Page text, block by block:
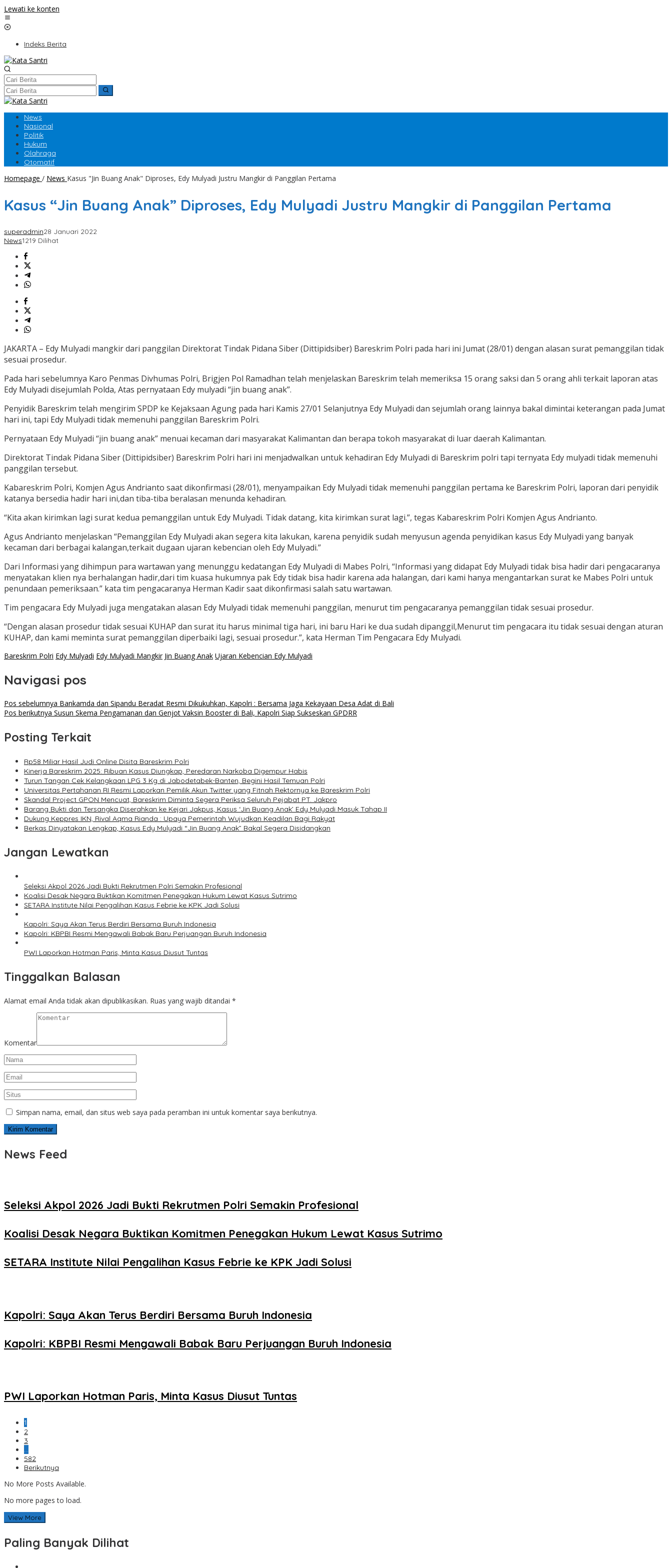
Lewati ke konten
Indeks Berita
News
Nasional
Politik
Hukum
Olahraga
Otomatif
Homepage / News Kasus "Jin Buang Anak" Diproses, Edy Mulyadi Justru Mangkir di Panggilan Pertama
Kasus “Jin Buang Anak” Diproses, Edy Mulyadi Justru Mangkir di Panggilan Pertama
superadmin28 Januari 2022
News1219 Dilihat
JAKARTA – Edy Mulyadi mangkir dari panggilan Direktorat Tindak Pidana Siber (Dittipidsiber) Bareskrim Polri pada hari ini Jumat (28/01) dengan alasan surat pemanggilan tidak
sesuai prosedur.
Pada hari sebelumnya Karo Penmas Divhumas Polri, Brigjen Pol Ramadhan telah menjelaskan Bareskrim telah memeriksa 15 orang saksi dan 5 orang ahli terkait laporan atas
Edy Mulyadi disejumlah Polda, Atas pernyataan Edy mulyadi “jin buang anak”.
Penyidik Bareskrim telah mengirim SPDP ke Kejaksaan Agung pada hari Kamis 27/01 Selanjutnya Edy Mulyadi dan sejumlah orang lainnya bakal dimintai keterangan pada Jumat
hari ini, tapi Edy Mulyadi tidak memenuhi panggilan Bareskrim Polri.
Pernyataan Edy Mulyadi “jin buang anak” menuai kecaman dari masyarakat Kalimantan dan berapa tokoh masyarakat di luar daerah Kalimantan.
Direktorat Tindak Pidana Siber (Dittipidsiber) Bareskrim Polri hari ini menjadwalkan untuk kehadiran Edy Mulyadi di Bareskrim polri tapi ternyata Edy mulyadi tidak memenuhi
panggilan tersebut.
Kabareskrim Polri, Komjen Agus Andrianto saat dikonfirmasi (28/01), menyampaikan Edy Mulyadi tidak memenuhi panggilan pertama ke Bareskrim Polri, laporan dari penyidik
katanya bersedia hadir hari ini,dan tiba-tiba beralasan menunda kehadiran.
“Kita akan kirimkan lagi surat kedua pemanggilan untuk Edy Mulyadi. Tidak datang, kita kirimkan surat lagi.”, tegas Kabareskrim Polri Komjen Agus Andrianto.
Agus Andrianto menjelaskan “Pemanggilan Edy Mulyadi akan segera kita lakukan, karena penyidik sudah menyusun agenda penyidikan kasus Edy Mulyadi yang banyak
kecaman dari berbagai kalangan,terkait dugaan ujaran kebencian oleh Edy Mulyadi.”
Dari Informasi yang dihimpun para wartawan yang menunggu kedatangan Edy Mulyadi di Mabes Polri, “Informasi yang didapat Edy Mulyadi tidak bisa hadir dari pengacaranya
menyatakan klien nya berhalangan hadir,dari tim kuasa hukumnya pak Edy tidak bisa hadir karena ada halangan, dari kami hanya mengantarkan surat ke Mabes Polri untuk
penundaan pemeriksaan.” kata tim pengacaranya Herman Kadir saat dikonfirmasi salah satu wartawan.
Tim pengacara Edy Mulyadi juga mengatakan alasan Edy Mulyadi tidak memenuhi panggilan, menurut tim pengacaranya pemanggilan tidak sesuai prosedur.
“Dengan alasan prosedur tidak sesuai KUHAP dan surat itu harus minimal tiga hari, ini baru Hari ke dua sudah dipanggil,Menurut tim pengacara itu tidak sesuai dengan aturan
KUHAP, dan kami meminta surat pemanggilan diperbaiki lagi, sesuai prosedur.”, kata Herman Tim Pengacara Edy Mulyadi.
Bareskrim Polri Edy Mulyadi Edy Mulyadi Mangkir Jin Buang Anak Ujaran Kebencian Edy Mulyadi
Navigasi pos
Pos sebelumnya Bankamda dan Sipandu Beradat Resmi Dikukuhkan, Kapolri : Bersama Jaga Kekayaan Desa Adat di Bali
Pos berikutnya Susun Skema Pengamanan dan Genjot Vaksin Booster di Bali, Kapolri Siap Sukseskan GPDRR
Posting Terkait
Rp58 Miliar Hasil Judi Online Disita Bareskrim Polri
Kinerja Bareskrim 2025: Ribuan Kasus Diungkap, Peredaran Narkoba Digempur Habis
Turun Tangan Cek Kelangkaan LPG 3 Kg di Jabodetabek-Banten, Begini Hasil Temuan Polri
Universitas Pertahanan RI Resmi Laporkan Pemilik Akun Twitter yang Fitnah Rektornya ke Bareskrim Polri
Skandal Project GPON Mencuat, Bareskrim Diminta Segera Periksa Seluruh Pejabat PT. Jakpro
Barang Bukti dan Tersangka Diserahkan ke Kejari Jakpus, Kasus ‘Jin Buang Anak’ Edy Mulyadi Masuk Tahap II
Dukung Keppres IKN, Rival Aqma Rianda : Upaya Pemerintah Wujudkan Keadilan Bagi Rakyat
Berkas Dinyatakan Lengkap, Kasus Edy Mulyadi “Jin Buang Anak” Bakal Segera Disidangkan
Jangan Lewatkan
Seleksi Akpol 2026 Jadi Bukti Rekrutmen Polri Semakin Profesional
Koalisi Desak Negara Buktikan Komitmen Penegakan Hukum Lewat Kasus Sutrimo
SETARA Institute Nilai Pengalihan Kasus Febrie ke KPK Jadi Solusi
Kapolri: Saya Akan Terus Berdiri Bersama Buruh Indonesia
Kapolri: KBPBI Resmi Mengawali Babak Baru Perjuangan Buruh Indonesia
PWI Laporkan Hotman Paris, Minta Kasus Diusut Tuntas
Tinggalkan Balasan
Alamat email Anda tidak akan dipublikasikan. Ruas yang wajib ditandai *
Komentar
Simpan nama, email, dan situs web saya pada peramban ini untuk komentar saya berikutnya.
News Feed
Seleksi Akpol 2026 Jadi Bukti Rekrutmen Polri Semakin Profesional
Koalisi Desak Negara Buktikan Komitmen Penegakan Hukum Lewat Kasus Sutrimo
SETARA Institute Nilai Pengalihan Kasus Febrie ke KPK Jadi Solusi
Kapolri: Saya Akan Terus Berdiri Bersama Buruh Indonesia
Kapolri: KBPBI Resmi Mengawali Babak Baru Perjuangan Buruh Indonesia
PWI Laporkan Hotman Paris, Minta Kasus Diusut Tuntas
1
2
3
582
Berikutnya
No More Posts Available.
No more pages to load.
View More
Paling Banyak Dilihat